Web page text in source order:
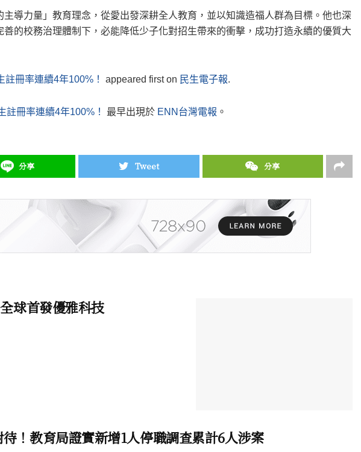
導力量」教育理念，從愛出發深耕全人教育，並以知識造福人群為目標。他也深
的校務治理體制下，必能降低少子化對招生帶來的衝擊，成功打造永續的優質大
冊率連續4年100%！ appeared first on 民生電子報.
冊率連續4年100%！ 最早出現於 ENN台灣電報 。
分享 Tweet 分享
球首發優雅科技
！教育局證實新增1人停職調查累計6人涉案